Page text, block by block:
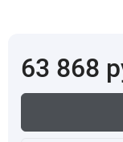
63 868